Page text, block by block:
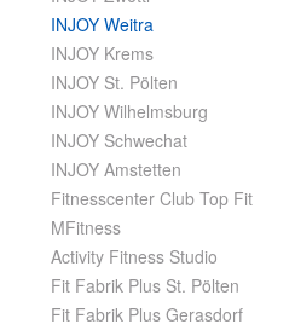
INJOY Weitra
INJOY Krems
INJOY St. Pölten
INJOY Wilhelmsburg
INJOY Schwechat
INJOY Amstetten
Fitnesscenter Club Top Fit
MFitness
Activity Fitness Studio
Fit Fabrik Plus St. Pölten
Fit Fabrik Plus Gerasdorf